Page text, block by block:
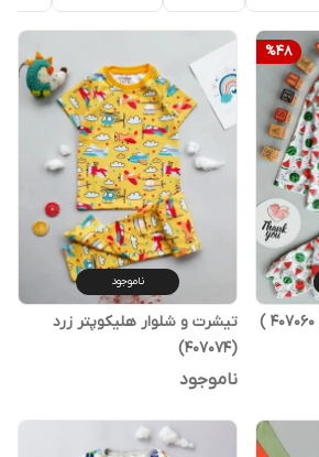
%48
ناموجود
تیشرت و شلوار هلیکوپتر زرد
(407074)
ناموجود